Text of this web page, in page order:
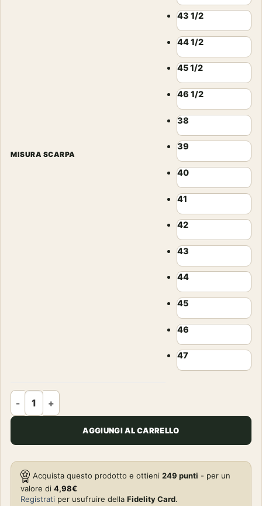
MISURA SCARPA
43 1/2
44 1/2
45 1/2
46 1/2
38
39
40
41
42
43
44
45
46
47
SCARPONI - DIOTTO - WOODCOCK HV quantità
AGGIUNGI AL CARRELLO
Acquista questo prodotto e ottieni 249 punti - per un
valore di 4,98€
Registrati per usufruire della Fidelity Card.